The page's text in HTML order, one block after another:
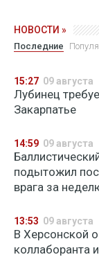
НОВОСТИ »
Последние
15:27 09 августа
Лубинец
Закарпатье
14:59 09 августа
подытожил
врага за
13:53 09 августа
В Херсонской
коллаборанта